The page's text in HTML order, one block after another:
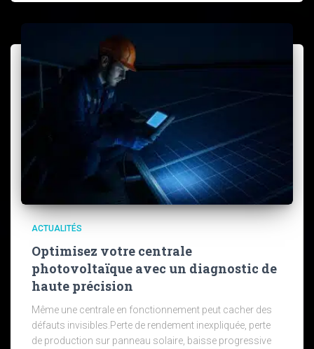
ACTUALITÉS
Optimisez votre centrale
photovoltaïque avec un diagnostic de
haute précision
Même une centrale en fonctionnement peut cacher des
défauts invisibles.Perte de rendement inexpliquée, perte
de production sur panneau solaire, baisse progressive